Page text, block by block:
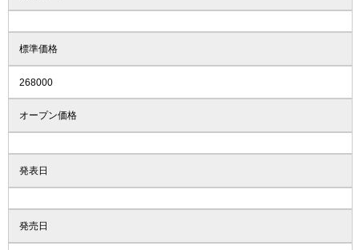
標準価格
268000
オープン価格
発表日
発売日